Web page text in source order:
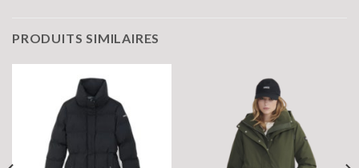
PRODUITS SIMILAIRES